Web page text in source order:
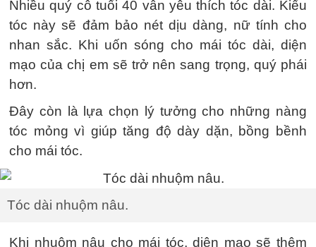
Nhiều quý cô tuổi 40 vẫn yêu thích tóc dài. Kiểu
tóc này sẽ đảm bảo nét dịu dàng, nữ tính cho
nhan sắc. Khi uốn sóng cho mái tóc dài, diện
mạo của chị em sẽ trở nên sang trọng, quý phái
hơn.
Đây còn là lựa chọn lý tưởng cho những nàng
tóc mỏng vì giúp tăng độ dày dặn, bồng bềnh
cho mái tóc.
Tóc dài nhuộm nâu.
Khi nhuộm nâu cho mái tóc, diện mạo sẽ thêm